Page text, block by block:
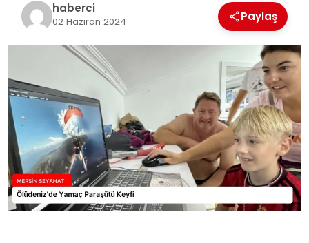
haberci
02 Haziran 2024 Paylaş